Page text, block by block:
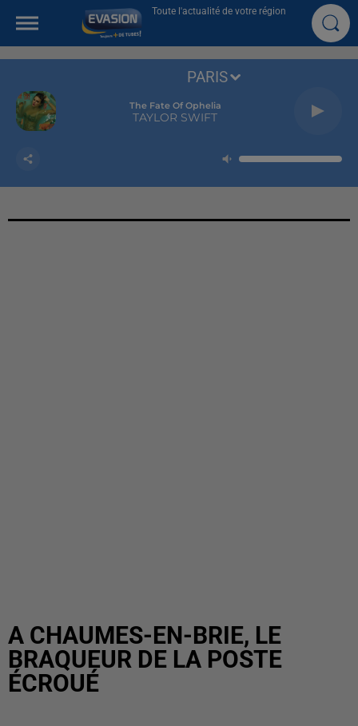
Toute l'actualité de votre région
The Fate Of Ophelia
TAYLOR SWIFT
PARIS
A CHAUMES-EN-BRIE, LE
BRAQUEUR DE LA POSTE
ÉCROUÉ